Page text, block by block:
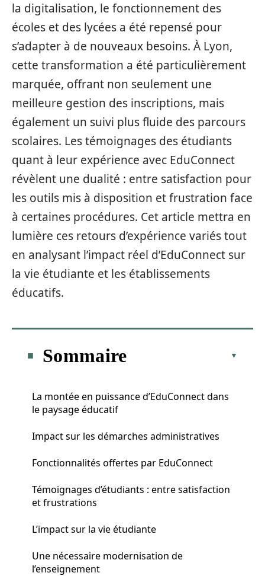
la digitalisation, le fonctionnement des
écoles et des lycées a été repensé pour
s’adapter à de nouveaux besoins. À Lyon,
cette transformation a été particulièrement
marquée, offrant non seulement une
meilleure gestion des inscriptions, mais
également un suivi plus fluide des parcours
scolaires. Les témoignages des étudiants
quant à leur expérience avec EduConnect
révèlent une dualité : entre satisfaction pour
les outils mis à disposition et frustration face
à certaines procédures. Cet article mettra en
lumière ces retours d’expérience variés tout
en analysant l’impact réel d’EduConnect sur
la vie étudiante et les établissements
éducatifs.
Sommaire
La montée en puissance d’EduConnect dans
le paysage éducatif
Impact sur les démarches administratives
Fonctionnalités offertes par EduConnect
Témoignages d’étudiants : entre satisfaction
et frustrations
L’impact sur la vie étudiante
Une nécessaire modernisation de
l’enseignement